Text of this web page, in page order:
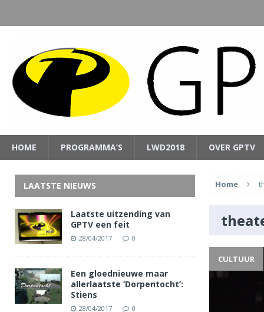
HOME PROGRAMMA’S LWD2018 OVER GPTV
Home
CULTUUR
LAATSTE NIEUWS
Laatste uitzending van
GPTV een feit
28/04/2017 0
Een gloednieuwe maar
allerlaatste ‘Dorpentocht’:
Stiens
28/04/2017 0